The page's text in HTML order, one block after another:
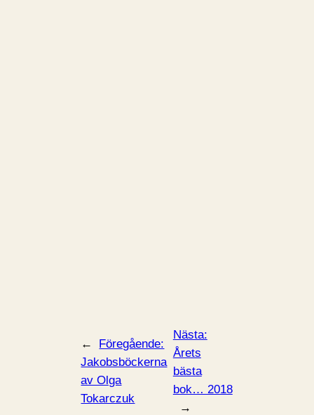
←
Föregående:
Jakobsböckerna
av Olga
Tokarczuk
Nästa:
Årets
bästa
bok… 2018
→